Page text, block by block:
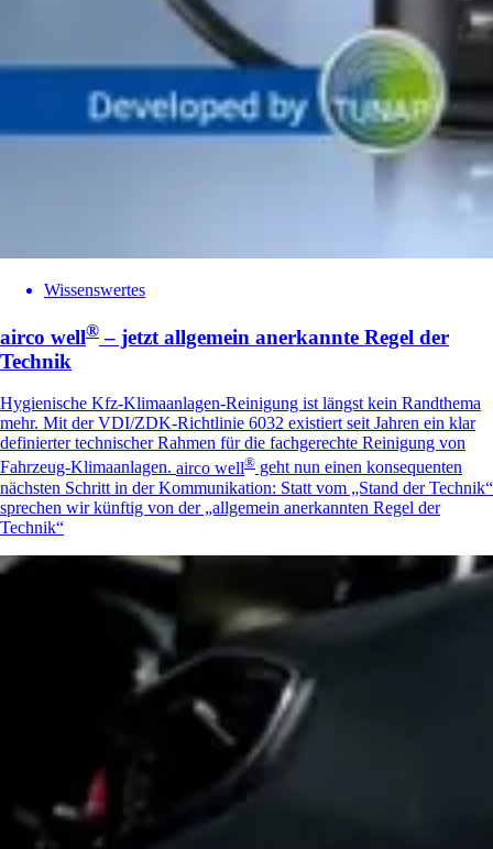
Wissenswertes
airco well® – jetzt allgemein anerkannte Regel der
Technik
Hygienische Kfz‑Klimaanlagen-Reinigung ist längst kein Randthema
mehr. Mit der VDI/ZDK‑Richtlinie 6032 existiert seit Jahren ein klar
definierter technischer Rahmen für die fachgerechte Reinigung von
Fahrzeug-Klimaanlagen. airco well® geht nun einen konsequenten
nächsten Schritt in der Kommunikation: Statt vom „Stand der Technik“
sprechen wir künftig von der „allgemein anerkannten Regel der
Technik“